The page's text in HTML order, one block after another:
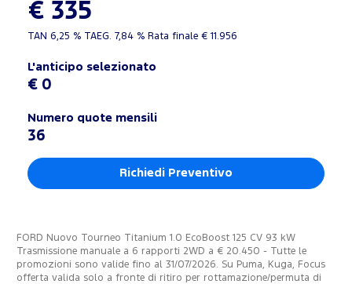
€ 335
TAN 6,25 % TAEG. 7,84 % Rata finale € 11.956
L'anticipo selezionato
€ 0
Numero quote mensili
36
Richiedi Preventivo
FORD Nuovo Tourneo Titanium 1.0 EcoBoost 125 CV 93 kW
Trasmissione manuale a 6 rapporti 2WD a € 20.450 - Tutte le
promozioni sono valide fino al 31/07/2026. Su Puma, Kuga, Focus
offerta valida solo a fronte di ritiro per rottamazione/permuta di